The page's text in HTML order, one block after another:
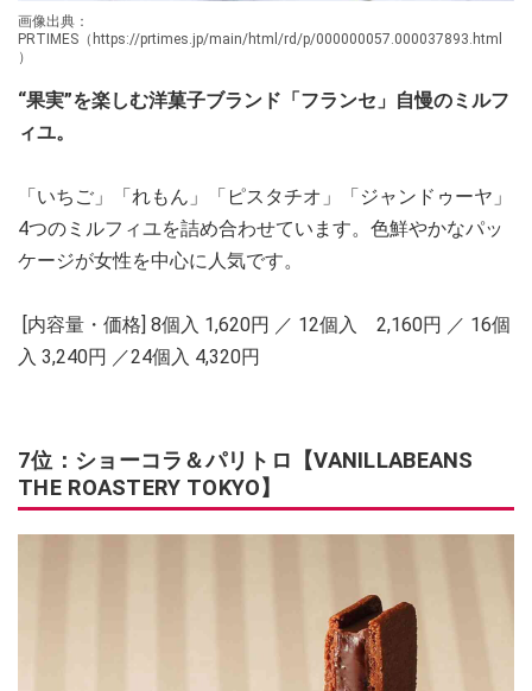
画像出典：
PRTIMES（https://prtimes.jp/main/html/rd/p/000000057.000037893.html
）
“果実”を楽しむ洋菓子ブランド「フランセ」自慢のミルフ
ィユ。
「いちご」「れもん」「ピスタチオ」「ジャンドゥーヤ」
4つのミルフィユを詰め合わせています。色鮮やかなパッ
ケージが女性を中心に人気です。
[内容量・価格] 8個入 1,620円 ／ 12個入 2,160円 ／ 16個
入 3,240円 ／24個入 4,320円
7位：ショーコラ＆パリトロ【VANILLABEANS
THE ROASTERY TOKYO】